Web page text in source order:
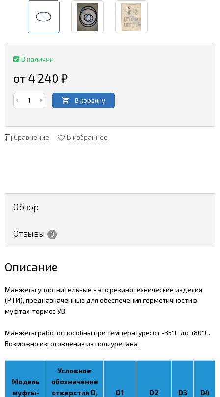
В наличии
от 4 240 ₽
В корзину
Сравнение В избранное
Обзор
Отзывы 0
Описание
Манжеты уплотнительные - это резинотехнические изделия
(РТИ), предназначенные для обеспечения герметичности в
муфтах-тормоз УВ.
Манжеты работоспособны при температуре: от -35°С до +80°С.
Возможно изготовление из полиуретана.
Модель
муфты-
Условное
обозначение
отверстия D,
D1 D2 D3 D4